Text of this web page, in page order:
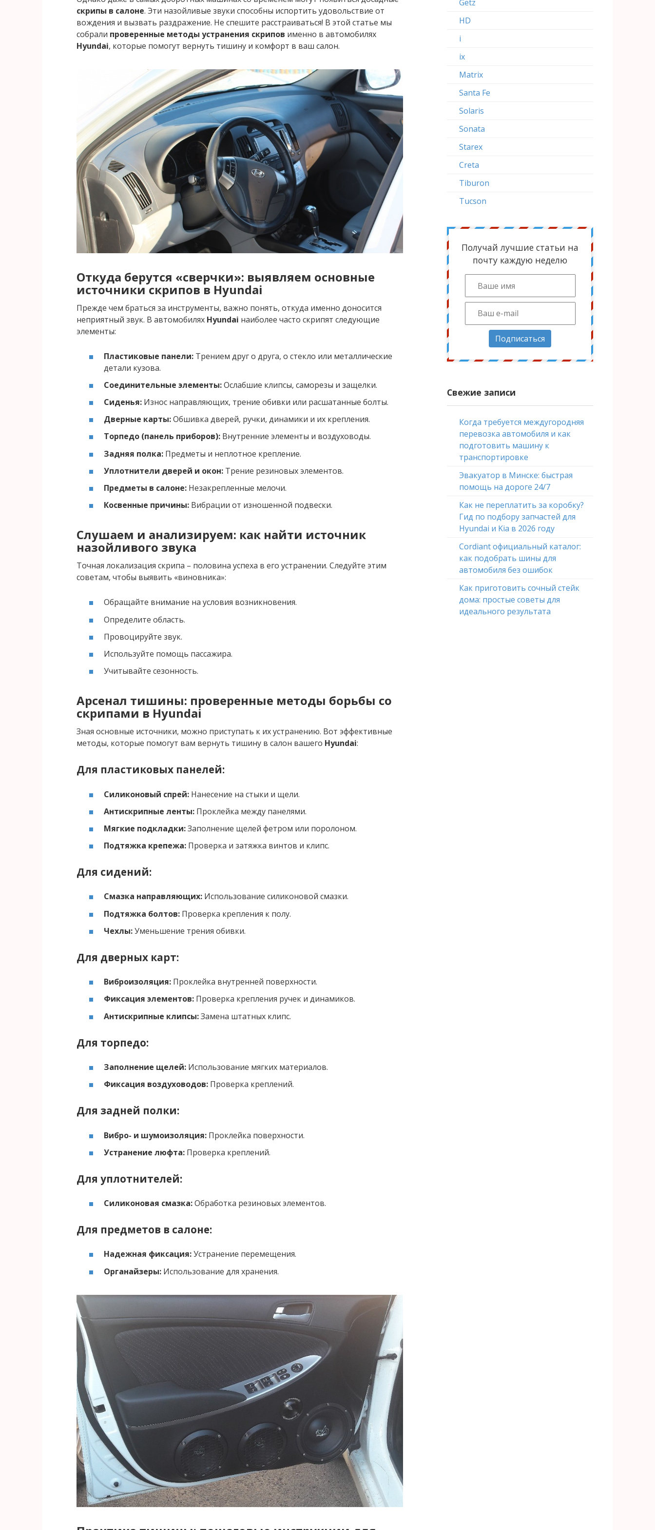
скрипы в салоне. Эти назойливые звуки способны испортить удовольствие от
вождения и вызвать раздражение. Не спешите расстраиваться! В этой статье мы
собрали проверенные методы устранения скрипов именно в автомобилях
Hyundai, которые помогут вернуть тишину и комфорт в ваш салон.
Откуда берутся «сверчки»: выявляем основные
источники скрипов в Hyundai
Прежде чем браться за инструменты, важно понять, откуда именно доносится
неприятный звук. В автомобилях Hyundai наиболее часто скрипят следующие
элементы:
Пластиковые панели: Трением друг о друга, о стекло или металлические
детали кузова.
Соединительные элементы:Ослабшие клипсы, саморезы и защелки.
Сиденья: Износ направляющих, трение обивки или расшатанные болты.
Дверные карты:Обшивка дверей, ручки, динамики и их крепления.
Торпедо (панель приборов): Внутренние элементы и воздуховоды.
Задняя полка: Предметы и неплотное крепление.
Уплотнители дверей и окон: Трение резиновых элементов.
Предметы в салоне: Незакрепленные мелочи.
Косвенные причины: Вибрации от изношенной подвески.
Слушаем и анализируем: как найти источник
назойливого звука
Точная локализация скрипа – половина успеха в его устранении. Следуйте этим
советам, чтобы выявить «виновника»:
Обращайте внимание на условия возникновения.
Определите область.
Провоцируйте звук.
Используйте помощь пассажира.
Учитывайте сезонность.
Арсенал тишины: проверенные методы борьбы со
скрипами в Hyundai
Зная основные источники, можно приступать к их устранению. Вот эффективные
методы, которые помогут вам вернуть тишину в салон вашего Hyundai:
Для пластиковых панелей:
Силиконовый спрей: Нанесение на стыки и щели.
Антискрипные ленты: Проклейка между панелями.
Мягкие подкладки:Заполнение щелей фетром или поролоном.
Подтяжка крепежа: Проверка и затяжка винтов и клипс.
Для сидений:
Смазка направляющих: Использование силиконовой смазки.
Подтяжка болтов: Проверка крепления к полу.
Чехлы:Уменьшение трения обивки.
Для дверных карт:
Виброизоляция: Проклейка внутренней поверхности.
Фиксация элементов: Проверка крепления ручек и динамиков.
Антискрипные клипсы:Замена штатных клипс.
Для торпедо:
Заполнение щелей: Использование мягких материалов.
Фиксация воздуховодов: Проверка креплений.
Для задней полки:
Вибро- и шумоизоляция: Проклейка поверхности.
Устранение люфта: Проверка креплений.
Для уплотнителей:
Силиконовая смазка:Обработка резиновых элементов.
Для предметов в салоне:
Надежная фиксация:Устранение перемещения.
Органайзеры: Использование для хранения.
Getz
HD
i
ix
Matrix
Santa Fe
Solaris
Sonata
Starex
Creta
Tiburon
Tucson
Получай лучшие статьи на
почту каждую неделю
Подписаться
Свежие записи
Когда требуется междугородняя
перевозка автомобиля и как
подготовить машину к
транспортировке
Эвакуатор в Минске: быстрая
помощь на дороге 24/7
Как не переплатить за коробку?
Гид по подбору запчастей для
Hyundai и Kia в 2026 году
Cordiant официальный каталог:
как подобрать шины для
автомобиля без ошибок
Как приготовить сочный стейк
дома: простые советы для
идеального результата